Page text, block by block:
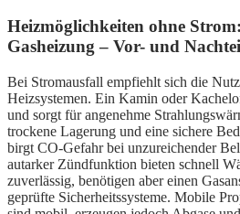
Heizmöglichkeiten ohne
Gasheizung – Vor- und
Bei Stromausfall empfiehlt sich die
Heizsystemen. Ein Kamin oder
und sorgt für angenehme
trockene Lagerung und eine sichere
birgt CO-Gefahr bei unzureichender
autarker Zündfunktion bieten schnell
zuverlässig, benötigen aber einen
geprüfte Sicherheitssysteme. Mobile